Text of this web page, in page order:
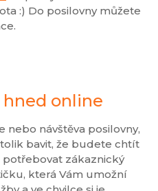
:) Do posilovny můžete
hned online
nebo návštěva posilovny,
bavit, že budete chtít
zákaznický
která Vám umožní